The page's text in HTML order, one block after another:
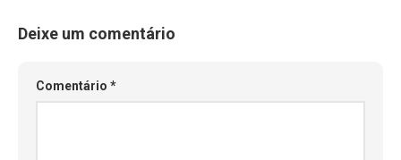
Deixe um comentário
Comentário *